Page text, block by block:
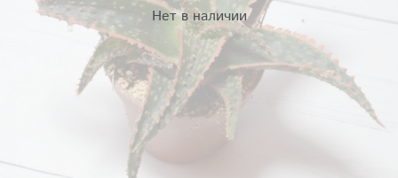
Нет в наличии